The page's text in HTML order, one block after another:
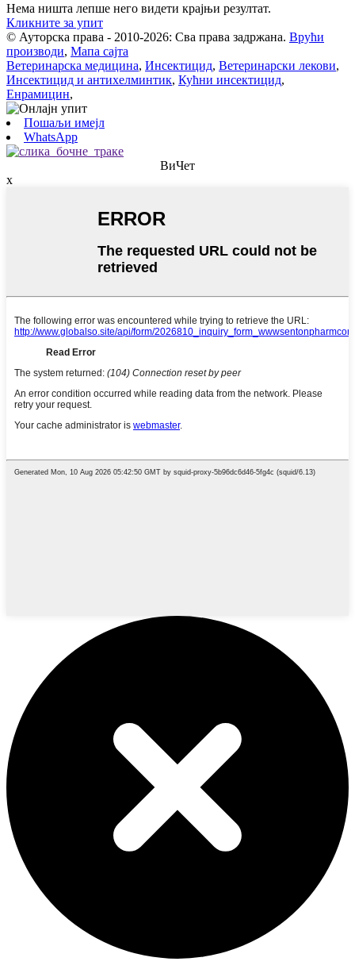
Нема ништа лепше него видети крајњи резултат.
Кликните за упит
© Ауторска права - 2010-2026: Сва права задржана. Врући
производи, Мапа сајта
Ветеринарска медицина, Инсектицид, Ветеринарски лекови,
Инсектицид и антихелминтик, Кућни инсектицид,
Енрамицин,
Пошаљи имејл
WhatsApp
ВиЧет
x